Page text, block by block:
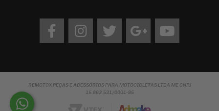
FacebookInstagram twitter googleYoutube
REMOTOX PEÇAS E ACESSÓRIOS PARA MOTOCICLETAS LTDA ME CNPJ
15.863.531/0001-85